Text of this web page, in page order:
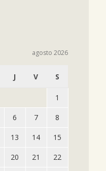
agosto 2026
J V S
1
6 7 8
13 14 15
20 21 22